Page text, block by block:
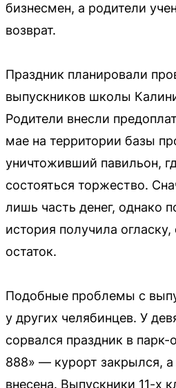
бизнесмен, а родители
возврат.
Праздник планировали
выпускников школы
Родители внесли
мае на территории базы
уничтоживший павильон,
состояться торжество.
лишь часть денег, однако
история получила
остаток.
Подобные проблемы с
у других челябинцев. У
сорвался праздник в парк-
888» — курорт закрылся,
внесена. Выпускники 11-х